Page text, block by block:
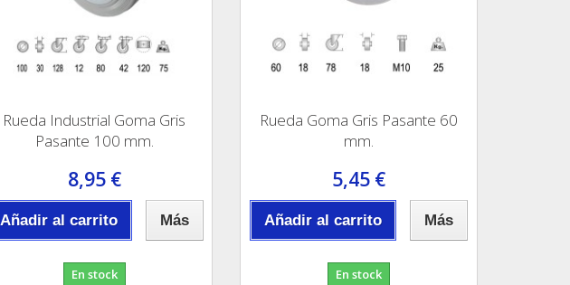
Rueda Industrial Goma Gris
Pasante 100 mm.
8,95 €
Añadir al carrito Más
En stock
Rueda Goma Gris Pasante 60
mm.
5,45 €
Añadir al carrito Más
En stock